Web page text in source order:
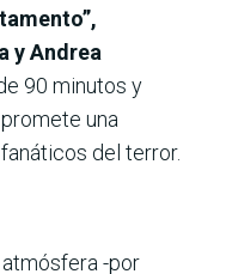
y Andrea
90 minutos y
una
del terror.
atmósfera -por